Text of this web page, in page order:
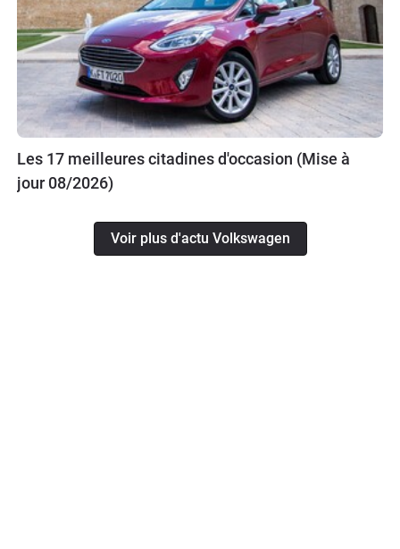
Les 17 meilleures citadines d'occasion (Mise à
jour 08/2026)
Voir plus d'actu Volkswagen